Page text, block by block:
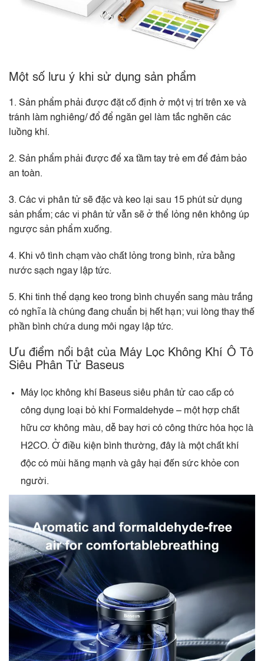
Một số lưu ý khi sử dụng sản phẩm
1. Sản phẩm phải được đặt cố định ở một vị trí trên xe và
tránh làm nghiêng/ đổ để ngăn gel làm tắc nghẽn các
luồng khí.
2. Sản phẩm phải được để xa tầm tay trẻ em để đảm bảo
an toàn.
3. Các vi phân tử sẽ đặc và keo lại sau 15 phút sử dụng
sản phẩm; các vi phân tử vẫn sẽ ở thể lỏng nên không úp
ngược sản phẩm xuống.
4. Khi vô tình chạm vào chất lỏng trong bình, rửa bằng
nước sạch ngay lập tức.
5. Khi tinh thể dạng keo trong bình chuyển sang màu trắng
có nghĩa là chúng đang chuẩn bị hết hạn; vui lòng thay thế
phần bình chứa dung môi ngay lập tức.
Ưu điểm nổi bật của Máy Lọc Không Khí Ô Tô
Siêu Phân Tử Baseus
Máy lọc không khí Baseus siêu phân tử cao cấp có
công dụng loại bỏ khí Formaldehyde – một hợp chất
hữu cơ không màu, dễ bay hơi có công thức hóa học là
H2CO. Ở điều kiện bình thường, đây là một chất khí
độc có mùi hăng mạnh và gây hại đến sức khỏe con
người.